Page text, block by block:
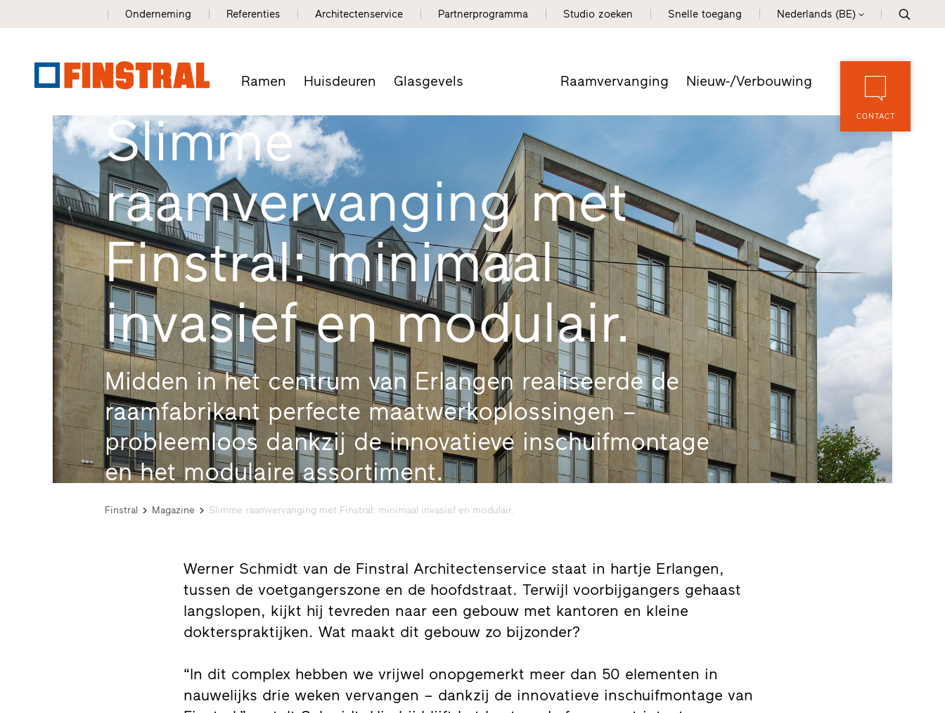
Onderneming Referenties Architectenservice Partnerprogramma Studio zoeken Snelle toegang Nederlands (BE)
Ramen Huisdeuren Glasgevels Raamvervanging Nieuw-/Verbouwing
CONTACT
Slimme
raamvervanging met
Finstral: minimaal
invasief en modulair.
Midden in het centrum van Erlangen realiseerde de
raamfabrikant perfecte maatwerkoplossingen –
probleemloos dankzij de innovatieve inschuifmontage
en het modulaire assortiment.
Finstral Magazine Slimme raamvervanging met Finstral: minimaal invasief en modulair.
Werner Schmidt van de Finstral Architectenservice staat in hartje Erlangen,
tussen de voetgangerszone en de hoofdstraat. Terwijl voorbijgangers gehaast
langslopen, kijkt hij tevreden naar een gebouw met kantoren en kleine
dokterspraktijken. Wat maakt dit gebouw zo bijzonder?
“In dit complex hebben we vrijwel onopgemerkt meer dan 50 elementen in
nauwelijks drie weken vervangen – dankzij de innovatieve inschuifmontage van